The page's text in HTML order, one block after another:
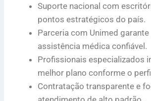
Suporte nacional com
pontos estratégicos do país.
Parceria com Unimed
assistência médica confiável.
Profissionais especializados
melhor plano conforme o
Contratação transparente e